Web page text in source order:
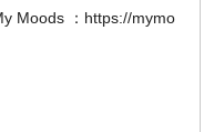
Moods ：https://mymo